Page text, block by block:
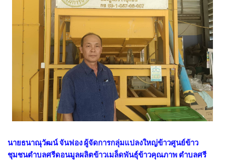
นายธนาณุวัฒน์ จันฟอง ผู้จัดการกลุ่มแปลงใหญ่ข้าวศูนย์ข้าว
ชุมชนตำบลศรีดอนมูลผลิตข้าวเมล็ดพันธุ์ข้าวคุณภาพ ตำบลศรี